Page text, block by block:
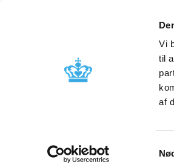
Vi
til
af